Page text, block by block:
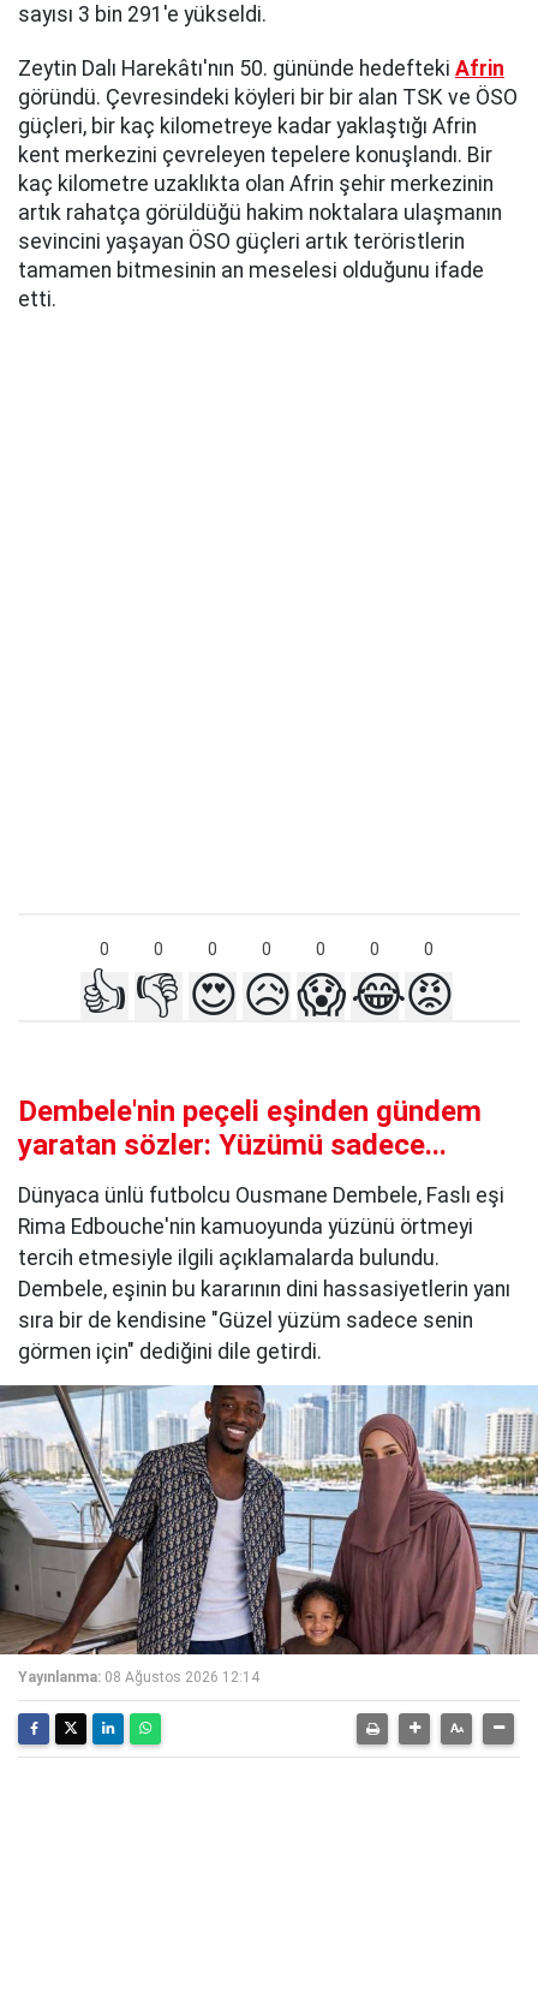
sayısı 3 bin 291'e yükseldi.
Zeytin Dalı Harekâtı'nın 50. gününde hedefteki Afrin
göründü. Çevresindeki köyleri bir bir alan TSK ve ÖSO
güçleri, bir kaç kilometreye kadar yaklaştığı Afrin
kent merkezini çevreleyen tepelere konuşlandı. Bir
kaç kilometre uzaklıkta olan Afrin şehir merkezinin
artık rahatça görüldüğü hakim noktalara ulaşmanın
sevincini yaşayan ÖSO güçleri artık teröristlerin
tamamen bitmesinin an meselesi olduğunu ifade
etti.
0 0 0 0 0 0 0
👍 👎 😍😥😱😂😡
Dembele'nin peçeli eşinden gündem
yaratan sözler: Yüzümü sadece...
Dünyaca ünlü futbolcu Ousmane Dembele, Faslı eşi
Rima Edbouche'nin kamuoyunda yüzünü örtmeyi
tercih etmesiyle ilgili açıklamalarda bulundu.
Dembele, eşinin bu kararının dini hassasiyetlerin yanı
sıra bir de kendisine "Güzel yüzüm sadece senin
görmen için" dediğini dile getirdi.
Yayınlanma: 08 Ağustos 2026 12:14